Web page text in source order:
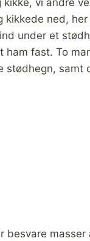
vi andre
kikkede ned,
under et
fast. To
stødhegn, samt
besvare masser